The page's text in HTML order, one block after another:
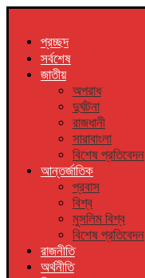
প্রচ্ছদ
সর্বশেষ
জাতীয়
অপরাধ
দুর্ঘটনা
রাজধানী
সারাবাংলা
বিশেষ প্রতিবেদন
আন্তর্জাতিক
প্রবাস
বিশ্ব
মুসলিম বিশ্ব
বিশেষ প্রতিবেদন
রাজনীতি
অর্থনীতি